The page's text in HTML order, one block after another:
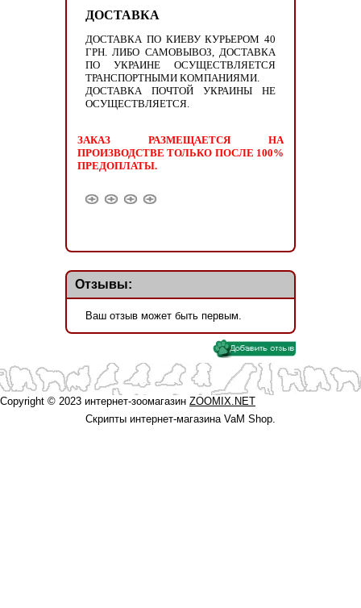
ДОСТАВКА
ДОСТАВКА ПО КИЕВУ КУРЬЕРОМ 40
ГРН. ЛИБО САМОВЫВОЗ, ДОСТАВКА
ПО УКРАИНЕ ОСУЩЕСТВЛЯЕТСЯ
ТРАНСПОРТНЫМИ КОМПАНИЯМИ.
ДОСТАВКА ПОЧТОЙ УКРАИНЫ НЕ
ОСУЩЕСТВЛЯЕТСЯ.
ЗАКАЗ РАЗМЕЩАЕТСЯ НА
ПРОИЗВОДСТВЕ ТОЛЬКО ПОСЛЕ 100%
ПРЕДОПЛАТЫ.
Отзывы:
Ваш отзыв может быть первым.
Copyright © 2023 интернет-зоомагазин ZOOMIX.NET
Скрипты интернет-магазина VaM Shop.